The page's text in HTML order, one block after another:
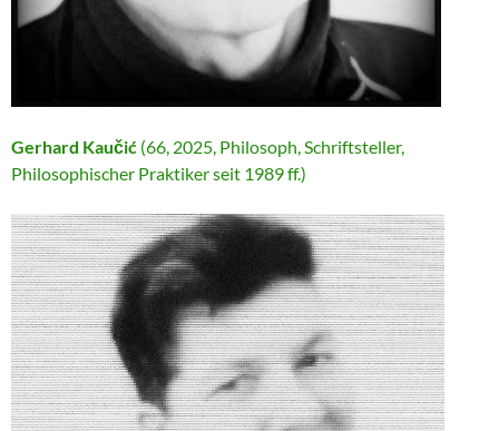
Gerhard Kaučić (66, 2025, Philosoph, Schriftsteller,
Philosophischer Praktiker seit 1989 ff.)